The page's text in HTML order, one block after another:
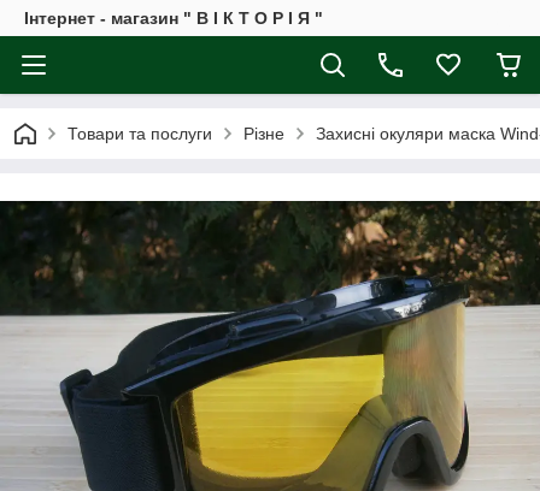
Інтернет - магазин " В І К Т О Р І Я "
Товари та послуги Різне Захисні окуляри маска